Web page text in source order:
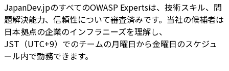
JapanDev.jpのすべてのOWASP Expertsは、技術スキル、問
題解決能力、信頼性について審査済みです。当社の候補者は
日本拠点の企業のインフラニーズを理解し、
JST（UTC+9）でのチームの月曜日から金曜日のスケジュ
ール内で勤務できます。